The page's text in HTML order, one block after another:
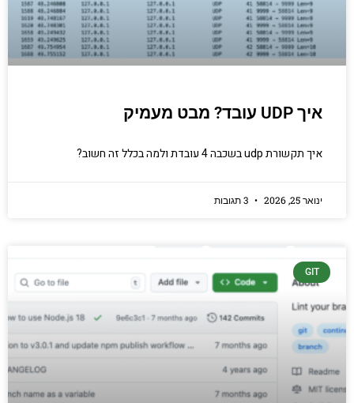
איך UDP עובד? מבט מעמיק
איך תקשורת udp בשכבה 4 עובדת ולמה בכלל זה חשוב?
ינואר 25, 2026
GIT